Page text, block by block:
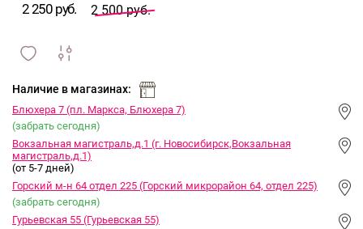
2 250 руб. 2 500 руб.
и
Наличие в магазинах:
Блюхера 7 (пл. Маркса, Блюхера 7)
(забрать сегодня)
Вокзальная магистраль,д.1 (г. Новосибирск,Вокзальная
магистраль,д.1)
(от 5-7 дней)
Горский м-н 64 отдел 225 (Горский микрорайон 64, отдел 225)
(забрать сегодня)
Гурьевская 55 (Гурьевская 55)